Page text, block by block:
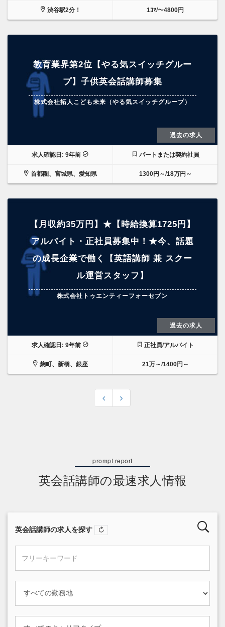
渋谷駅2分！ 1ｺﾏ/～4800円
教育業界第2位【やる気スイッチグルー
プ】子供英会話講師募集
株式会社拓人こども未来（やる気スイッチグループ）
過去の求人
求人確認日: 9年前 パートまたは契約社員
首都圏、宮城県、愛知県 1300円～/18万円～
【月収約35万円】★【時給換算1725円】
アルバイト・正社員募集中！★今、話題
の成長企業で働く【英語講師 兼 スクー
ル運営スタッフ】
株式会社トゥエンティーフォーセブン
過去の求人
求人確認日: 9年前 正社員/アルバイト
麹町、新橋、銀座 21万～/1400円～
英会話講師の最速求人情報
英会話講師の求人を探す